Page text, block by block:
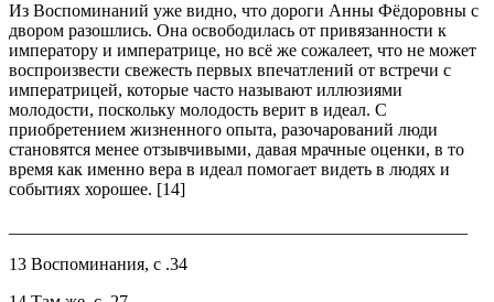
Из Воспоминаний уже видно, что дороги Анны Фёдоровны с
двором разошлись. Она освободилась от привязанности к
императору и императрице, но всё же сожалеет, что не может
воспроизвести свежесть первых впечатлений от встречи с
императрицей, которые часто называют иллюзиями
молодости, поскольку молодость верит в идеал. С
приобретением жизненного опыта, разочарований люди
становятся менее отзывчивыми, давая мрачные оценки, в то
время как именно вера в идеал помогает видеть в людях и
событиях хорошее. [14]
13 Воспоминания, с .34